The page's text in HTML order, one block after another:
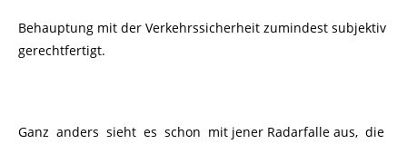
Behauptung mit der Verkehrssicherheit zumindest subjektiv
gerechtfertigt.
Ganz anders sieht es schon mit jener Radarfalle aus, die